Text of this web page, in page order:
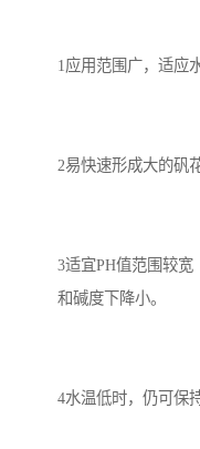
1应用范围广，适应
2易快速形成大的矾
3适宜PH值范围较宽
和碱度下降小。
4水温低时，仍可保